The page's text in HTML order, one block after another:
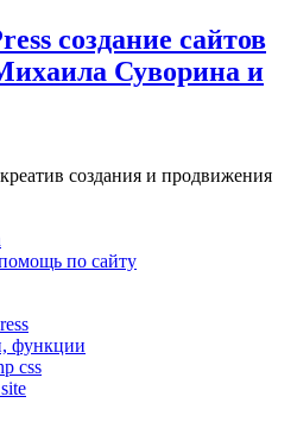
создание сайтов
Суворина и
создания и продвижения
по сайту
функции
css